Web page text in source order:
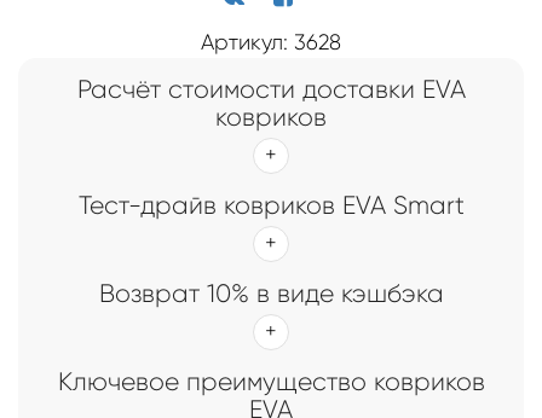
Артикул: 3628
Расчёт стоимости доставки EVA
ковриков
Тест-драйв ковриков EVA Smart
Возврат 10% в виде кэшбэка
Ключевое преимущество ковриков
EVA